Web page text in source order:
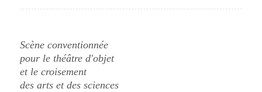
Scène conventionnée
pour le théâtre d'objet
et le croisement
des arts et des sciences